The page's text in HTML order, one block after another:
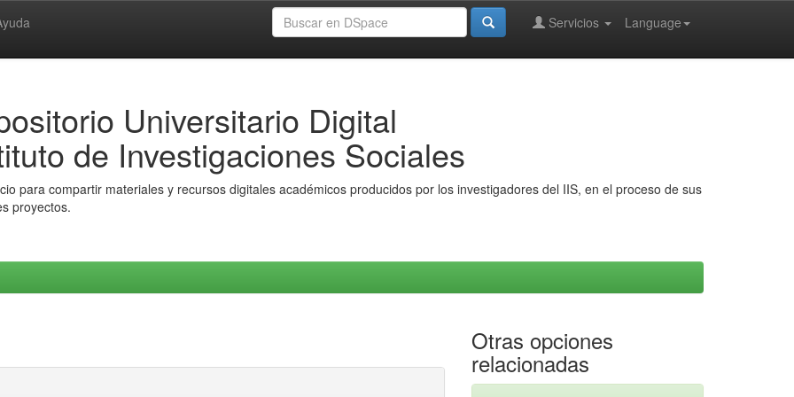
Language
Servicios
Universitario Digital
de Investigaciones Sociales
para compartir materiales y recursos digitales académicos producidos por los investigadores del IIS, en el proceso de sus
proyectos.
Otras opciones
relacionadas